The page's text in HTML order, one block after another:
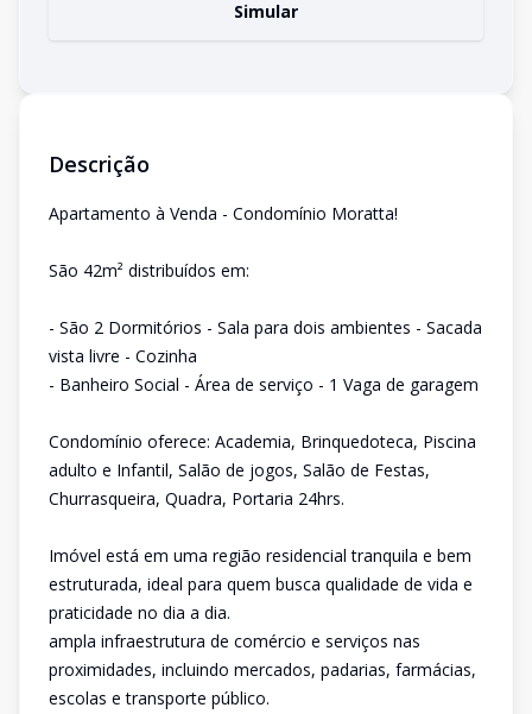
Simular
Descrição
Apartamento à Venda - Condomínio Moratta!
São 42m² distribuídos em:
- São 2 Dormitórios - Sala para dois ambientes - Sacada
vista livre - Cozinha
- Banheiro Social - Área de serviço - 1 Vaga de garagem
Condomínio oferece: Academia, Brinquedoteca, Piscina
adulto e Infantil, Salão de jogos, Salão de Festas,
Churrasqueira, Quadra, Portaria 24hrs.
Imóvel está em uma região residencial tranquila e bem
estruturada, ideal para quem busca qualidade de vida e
praticidade no dia a dia.
ampla infraestrutura de comércio e serviços nas
proximidades, incluindo mercados, padarias, farmácias,
escolas e transporte público.